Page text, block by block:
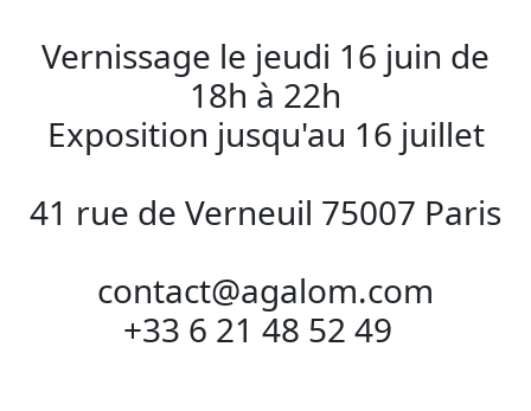
Vernissage le jeudi 16 juin de
18h à 22h
Exposition jusqu'au 16 juillet
41 rue de Verneuil 75007 Paris
contact@agalom.com
+33 6 21 48 52 49